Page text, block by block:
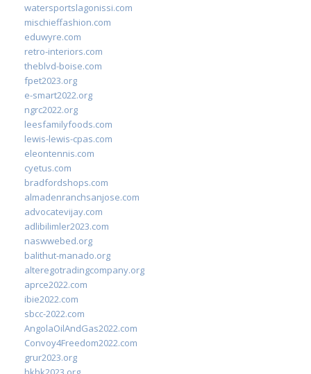
watersportslagonissi.com
mischieffashion.com
eduwyre.com
retro-interiors.com
theblvd-boise.com
fpet2023.org
e-smart2022.org
ngrc2022.org
leesfamilyfoods.com
lewis-lewis-cpas.com
eleontennis.com
cyetus.com
bradfordshops.com
almadenranchsanjose.com
advocatevijay.com
adlibilimler2023.com
naswwebed.org
balithut-manado.org
alteregotradingcompany.org
aprce2022.com
ibie2022.com
sbcc-2022.com
AngolaOilAndGas2022.com
Convoy4Freedom2022.com
grur2023.org